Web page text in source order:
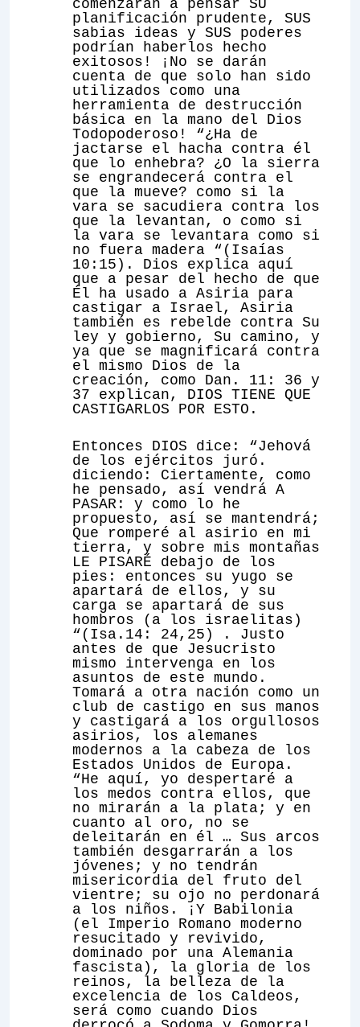
comenzarán a pensar SU
planificación prudente, SUS
sabias ideas y SUS poderes
podrían haberlos hecho
exitosos! ¡No se darán
cuenta de que solo han sido
utilizados como una
herramienta de destrucción
básica en la mano del Dios
Todopoderoso! “¿Ha de
jactarse el hacha contra él
que lo enhebra? ¿O la sierra
se engrandecerá contra el
que la mueve? como si la
vara se sacudiera contra los
que la levantan, o como si
la vara se levantara como si
no fuera madera “(Isaías
10:15). Dios explica aquí
que a pesar del hecho de que
Él ha usado a Asiria para
castigar a Israel, Asiria
también es rebelde contra Su
ley y gobierno, Su camino, y
ya que se magnificará contra
el mismo Dios de la
creación, como Dan. 11: 36 y
37 explican, DIOS TIENE QUE
CASTIGARLOS POR ESTO .
Entonces DIOS dice: “Jehová
de los ejércitos juró.
diciendo: Ciertamente, como
he pensado, así vendrá A
PASAR: y como lo he
propuesto, así se mantendrá;
Que romperé al asirio en mi
tierra, y sobre mis montañas
LE PISARÉ debajo de los
pies: entonces su yugo se
apartará de ellos, y su
carga se apartará de sus
hombros (a los israelitas)
“(Isa.14: 24,25) . Justo
antes de que Jesucristo
mismo intervenga en los
asuntos de este mundo.
Tomará a otra nación como un
club de castigo en sus manos
y castigará a los orgullosos
asirios, los alemanes
modernos a la cabeza de los
Estados Unidos de Europa.
“He aquí, yo despertaré a
los medos contra ellos, que
no mirarán a la plata; y en
cuanto al oro, no se
deleitarán en él … Sus arcos
también desgarrarán a los
jóvenes; y no tendrán
misericordia del fruto del
vientre; su ojo no perdonará
a los niños. ¡Y Babilonia
(el Imperio Romano moderno
resucitado y revivido,
dominado por una Alemania
fascista), la gloria de los
reinos, la belleza de la
excelencia de los Caldeos,
será como cuando Dios